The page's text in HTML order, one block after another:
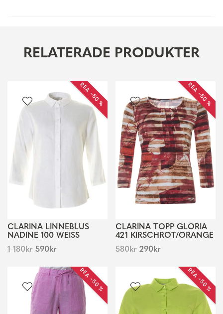
RELATERADE PRODUKTER
REA −50 %
CLARINA LINNEBLUS
NADINE 100 WEISS
1 180kr 590kr
REA −50 %
CLARINA TOPP GLORIA
421 KIRSCHROT/ORANGE
580kr 290kr
REA −50 % REA −50 %